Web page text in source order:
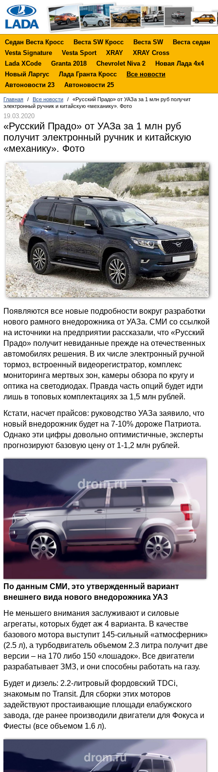
Седан Веста Кросс Веста SW Кросс Веста SW
Веста седан
Vesta Signature
Vesta Sport XRAY
XRAY Cross
Lada XCode
Granta 2018 Chevrolet Niva 2
Новая Лада 4х4
Новый Ларгус
Лада Гранта Кросс
Все новости
Автоновости 23
Автоновости 25
Главная / Все новости /
«Русский Прадо» от УАЗа за 1 млн руб получит
электронный ручник и китайскую «механику». Фото
19.03.2020
«Русский Прадо» от УАЗа за 1 млн руб
получит электронный ручник и китайскую
«механику». Фото
Появляются все новые подробности вокруг разработки
нового рамного внедорожника от УАЗа. СМИ со ссылкой
на источники на предприятии рассказали, что «Русский
Прадо» получит невиданные прежде на отечественных
автомобилях решения. В их числе электронный ручной
тормоз, встроенный видеорегистратор, комплекс
мониторинга мертвых зон, камеры обзора по кругу и
оптика на светодиодах. Правда часть опций будет идти
лишь в топовых комплектациях за 1,5 млн рублей.
Кстати, насчет прайсов: руководство УАЗа заявило, что
новый внедорожник будет на 7-10% дороже Патриота.
Однако эти цифры довольно оптимистичные, эксперты
прогнозируют базовую цену от 1-1,2 млн рублей.
По данным СМИ, это утвержденный вариант
внешнего вида нового внедорожника УАЗ
Не меньшего внимания заслуживают и силовые
агрегаты, которых будет аж 4 варианта. В качестве
базового мотора выступит 145-сильный «атмосферник»
(2.5 л), а турбодвигатель объемом 2.3 литра получит две
версии – на 170 либо 150 «лошадок». Все двигатели
разрабатывает ЗМЗ, и они способны работать на газу.
Будет и дизель: 2.2-литровый фордовский TDCi,
знакомым по Transit. Для сборки этих моторов
задействуют простаивающие площади елабужского
завода, где ранее производили двигатели для Фокуса и
Фиесты (все объемом 1.6 л).